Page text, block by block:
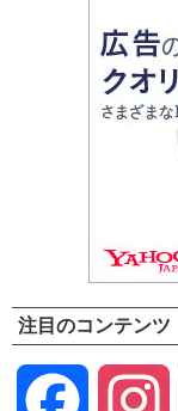
注目のコンテンツ
Facebook